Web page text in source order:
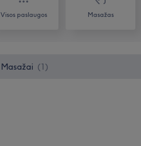
Visos paslaugos Masažas
Masažai (1 )